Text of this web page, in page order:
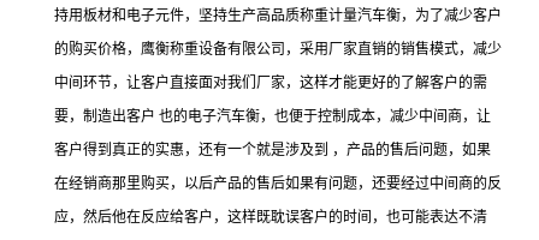
持用板材和电子元件，坚持生产高品质称重计量汽车衡，为了减少客户
的购买价格，鹰衡称重设备有限公司，采用厂家直销的销售模式，减少
中间环节，让客户直接面对我们厂家，这样才能更好的了解客户的需
要，制造出客户 也的电子汽车衡，也便于控制成本，减少中间商，让
客户得到真正的实惠，还有一个就是涉及到 ，产品的售后问题，如果
在经销商那里购买，以后产品的售后如果有问题，还要经过中间商的反
应，然后他在反应给客户，这样既耽误客户的时间，也可能表达不清